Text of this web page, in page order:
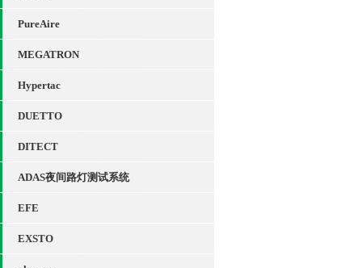
PureAire
MEGATRON
Hypertac
DUETTO
DITECT
ADAS夜间路灯测试系统
EFE
EXSTO